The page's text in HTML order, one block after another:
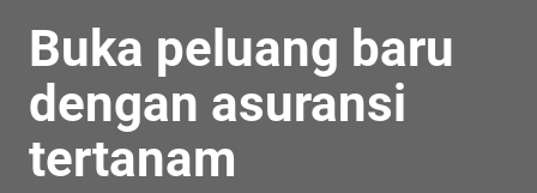
Buka peluang baru
dengan asuransi
tertanam